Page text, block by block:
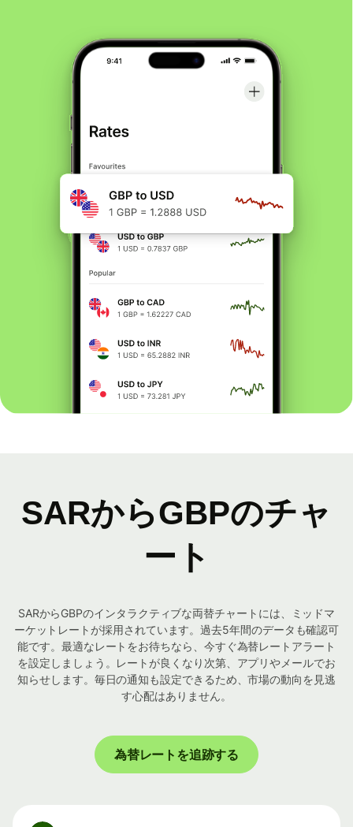
SARからGBPのチャ
ート
SARからGBPのインタラクティブな両替チャートには、ミッドマ
ーケットレートが採用されています。過去5年間のデータも確認可
能です。最適なレートをお待ちなら、今すぐ為替レートアラート
を設定しましょう。レートが良くなり次第、アプリやメールでお
知らせします。毎日の通知も設定できるため、市場の動向を見逃
す心配はありません。
為替レートを追跡する